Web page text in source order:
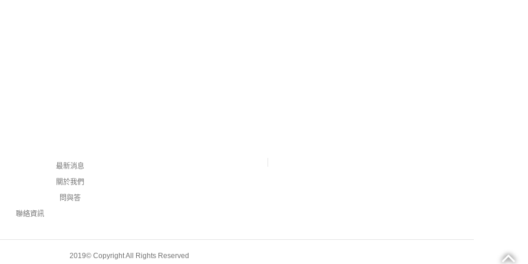
最新消息
關於我們
問與答
聯絡資訊
2019© Copyright All Rights Reserved